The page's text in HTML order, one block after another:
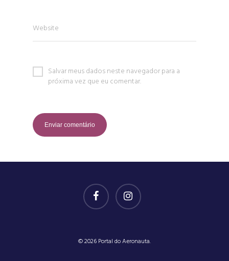
Website
Salvar meus dados neste navegador para a
próxima vez que eu comentar.
© 2026 Portal do Aeronauta.